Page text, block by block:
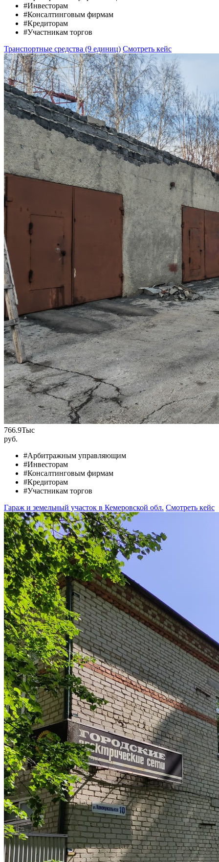
#Инвесторам
#Консалтинговым фирмам
#Кредиторам
#Участникам торгов
Транспортные средства (9 единиц) Смотреть кейс
766.9Тыс
руб.
#Арбитражным управляющим
#Инвесторам
#Консалтинговым фирмам
#Кредиторам
#Участникам торгов
Гараж и земельный участок в Кемеровской обл. Смотреть кейс